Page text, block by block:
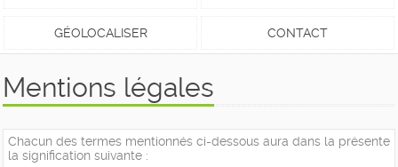
GÉOLOCALISER CONTACT
Mentions légales
Chacun des termes mentionnés ci-dessous aura dans la présente
la signification suivante :